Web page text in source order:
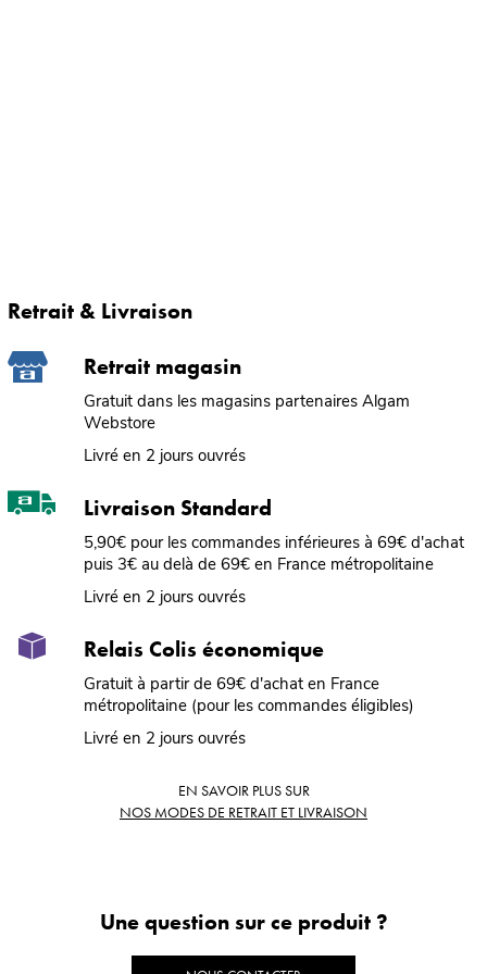
Retrait & Livraison
Retrait magasin
Gratuit dans les magasins partenaires Algam
Webstore
Livré en 2 jours ouvrés
Livraison Standard
5,90€ pour les commandes inférieures à 69€ d'achat
puis 3€ au delà de 69€ en France métropolitaine
Livré en 2 jours ouvrés
Relais Colis économique
Gratuit à partir de 69€ d'achat en France
métropolitaine (pour les commandes éligibles)
Livré en 2 jours ouvrés
EN SAVOIR PLUS SUR
NOS MODES DE RETRAIT ET LIVRAISON
Une question sur ce produit ?